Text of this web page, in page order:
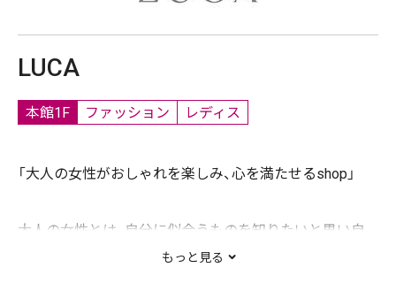
LUCA
本館1F ファッション レディス
「大人の女性がおしゃれを楽しみ、心を満たせるshop」
大人の女性とは、自分に似合うものを知りたいと思い自
分のスタイルを見つけ出したいと願う女性、
もっと見る